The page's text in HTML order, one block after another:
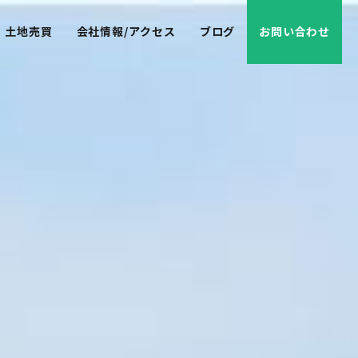
土地売買 会社情報/アクセス ブログ お問い合わせ